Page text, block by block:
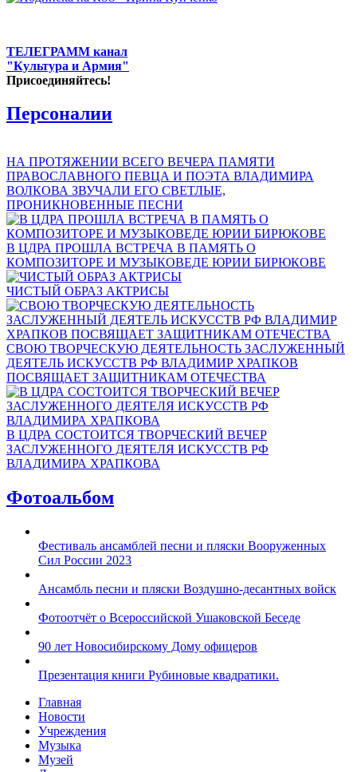
ТЕЛЕГРАММ канал
"Культура и Армия"
Присоединяйтесь!
Персоналии
НА ПРОТЯЖЕНИИ ВСЕГО ВЕЧЕРА ПАМЯТИ
ПРАВОСЛАВНОГО ПЕВЦА И ПОЭТА ВЛАДИМИРА
ВОЛКОВА ЗВУЧАЛИ ЕГО СВЕТЛЫЕ,
ПРОНИКНОВЕННЫЕ ПЕСНИ
В ЦДРА ПРОШЛА ВСТРЕЧА В ПАМЯТЬ О
КОМПОЗИТОРЕ И МУЗЫКОВЕДЕ ЮРИИ БИРЮКОВЕ
ЧИСТЫЙ ОБРАЗ АКТРИСЫ
СВОЮ ТВОРЧЕСКУЮ ДЕЯТЕЛЬНОСТЬ ЗАСЛУЖЕННЫЙ
ДЕЯТЕЛЬ ИСКУССТВ РФ ВЛАДИМИР ХРАПКОВ
ПОСВЯЩАЕТ ЗАЩИТНИКАМ ОТЕЧЕСТВА
В ЦДРА СОСТОИТСЯ ТВОРЧЕСКИЙ ВЕЧЕР
ЗАСЛУЖЕННОГО ДЕЯТЕЛЯ ИСКУССТВ РФ
ВЛАДИМИРА ХРАПКОВА
Фотоальбом
Фестиваль ансамблей песни и пляски Вооруженных
Сил России 2023
Ансамбль песни и пляски Воздушно-десантных войск
Фотоотчёт о Всероссийской Ушаковской Беседе
90 лет Новосибирскому Дому офицеров
Презентация книги Рубиновые квадратики.
Главная
Новости
Учреждения
Музыка
Музей